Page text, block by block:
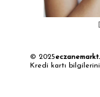
© 2025
Kredi kartı